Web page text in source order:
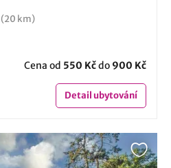
(20 km)
Cena od 550 Kčdo 900 Kč
Detailubytování